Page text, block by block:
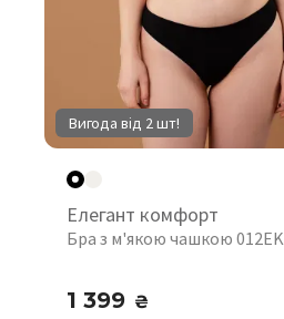
Вигода від 2 шт!
Елегант комфорт
Бра з м'якою чашкою 012EK
1 399 ₴